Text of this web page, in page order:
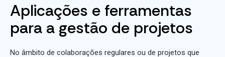
Aplicações e ferramentas
para a gestão de projetos
No âmbito de colaborações regulares ou de projetos que